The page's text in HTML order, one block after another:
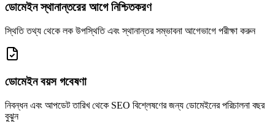
ডোমেইন স্থানান্তরের আগে নিশ্চিতকরণ
স্থিতি তথ্য থেকে লক উপস্থিতি এবং স্থানান্তর সম্ভাবনা আগেভাগে পরীক্ষা করুন
ডোমেইন বয়স গবেষণা
নিবন্ধন এবং আপডেট তারিখ থেকে SEO বিশ্লেষণের জন্য ডোমেইনের পরিচালনা বছর
বুঝুন